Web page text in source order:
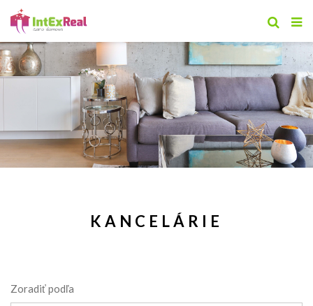
KANCELÁRIE
Zoradiť podľa